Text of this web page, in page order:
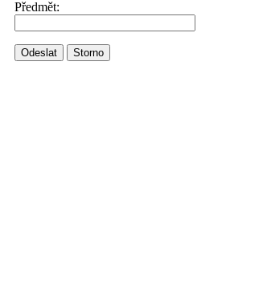
Předmět:
Odeslat Storno